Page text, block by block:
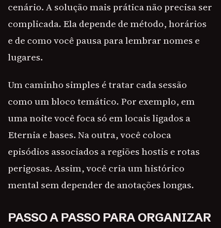
cenário. A solução mais prática não precisa ser
complicada. Ela depende de método, horários
e de como você pausa para lembrar nomes e
lugares.
Um caminho simples é tratar cada sessão
como um bloco temático. Por exemplo, em
uma noite você foca só em locais ligados a
Eternia e bases. Na outra, você coloca
episódios associados a regiões hostis e rotas
perigosas. Assim, você cria um histórico
mental sem depender de anotações longas.
PASSO A PASSO PARA ORGANIZAR